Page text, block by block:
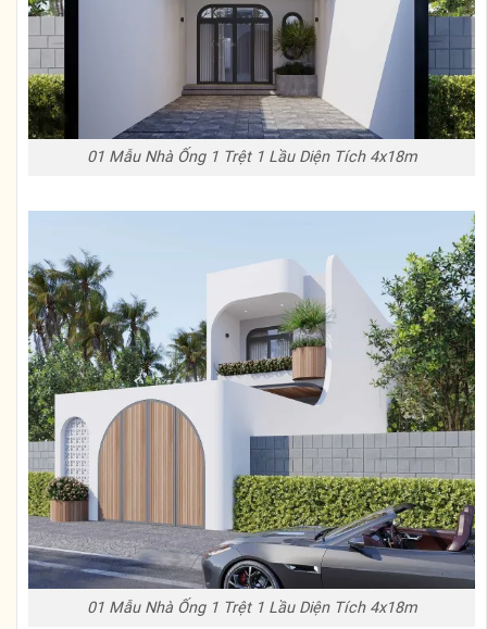
01 Mẫu Nhà Ống 1 Trệt 1 Lầu Diện Tích 4x18m
01 Mẫu Nhà Ống 1 Trệt 1 Lầu Diện Tích 4x18m